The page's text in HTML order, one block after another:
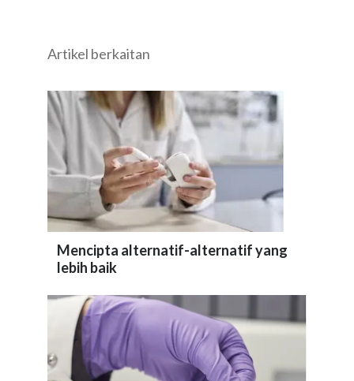
Artikel berkaitan
Mencipta alternatif-alternatif yang
lebih baik